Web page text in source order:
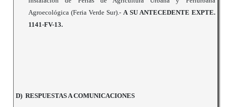
Agroecológica (Feria Verde Sur).-A SU ANTECEDENTE EXPTE.
1141-FV-13.
D) RESPUESTAS A COMUNICACIONES